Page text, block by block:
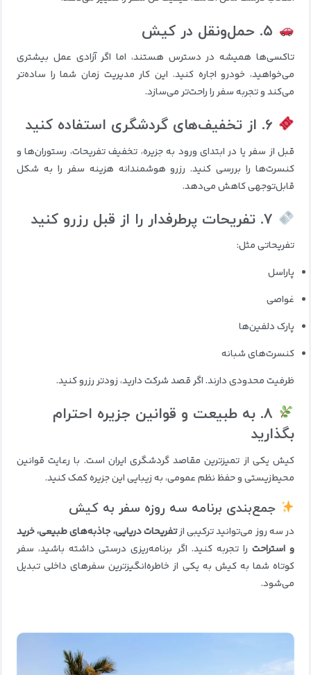
تاکسی‌ها همیشه در دسترس هستند، اما اگر آزادی عمل بیشتری
می‌خواهید، خودرو اجاره کنید. این کار مدیریت زمان شما را ساده‌تر
می‌کند و تجربه سفر را راحت‌تر می‌سازد.
قبل از سفر یا در ابتدای ورود به جزیره، تخفیف تفریحات، رستوران‌ها و
کنسرت‌ها را بررسی کنید. رزرو هوشمندانه هزینه سفر را به شکل
قابل‌توجهی کاهش می‌دهد.
تفریحاتی مثل:
پاراسل
غواصی
پارک دلفین‌ها
کنسرت‌های شبانه
ظرفیت محدودی دارند. اگر قصد شرکت دارید، زودتر رزرو کنید.
۸. به طبیعت و قوانین جزیره احترام
بگذارید
کیش یکی از تمیزترین مقاصد گردشگری ایران است. با رعایت قوانین
محیط‌زیستی و حفظ نظم عمومی، به زیبایی این جزیره کمک کنید.
جمع‌بندی برنامه سه روزه سفر به کیش
در سه روز می‌توانید ترکیبی ازتفریحات دریایی، جاذبه‌های طبیعی، خرید
و استراحت را تجربه کنید. اگر برنامه‌ریزی درستی داشته باشید، سفر
کوتاه شما به کیش به یکی از خاطره‌انگیزترین سفرهای داخلی تبدیل
می‌شود.